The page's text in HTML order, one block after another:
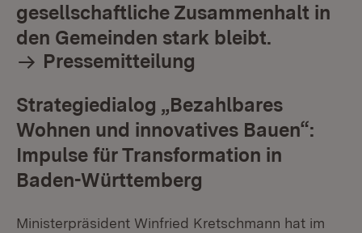
gesellschaftliche Zusammenhalt in
den Gemeinden stark bleibt.
Pressemitteilung
Strategiedialog „Bezahlbares
Wohnen und innovatives Bauen“:
Impulse für Transformation in
Baden-Württemberg
Ministerpräsident Winfried Kretschmann hat im